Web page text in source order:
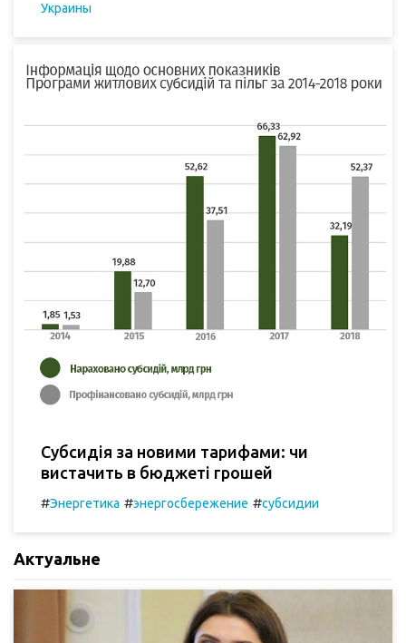
Украины
Субсидія за новими тарифами: чи
вистачить в бюджеті грошей
#Энергетика #энергосбережение #субсидии
Актуальне